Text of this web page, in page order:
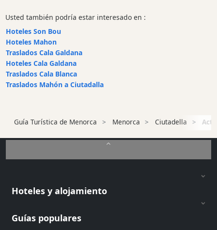
en
vivo
Discoteca
Terrazas
Chiringuitos
Beach
Transporte
Alquiler
Alquiler
Standup
Paddle
Usted también podría estar interesado en :
Hoteles Son Bou
Hoteles Mahon
Traslados Cala Galdana
Hoteles Cala Galdana
Traslados Cala Blanca
Traslados Mahón a Ciutadalla
Guía Turística de Menorca Menorca Ciutadella
Hoteles y alojamiento
Guías populares